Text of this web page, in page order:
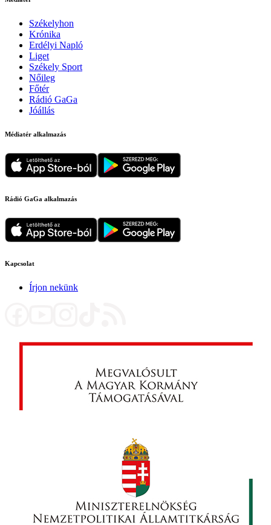
Székelyhon
Krónika
Erdélyi Napló
Liget
Székely Sport
Nőileg
Főtér
Rádió GaGa
Jóállás
Médiatér alkalmazás
Rádió GaGa alkalmazás
Kapcsolat
Írjon nekünk